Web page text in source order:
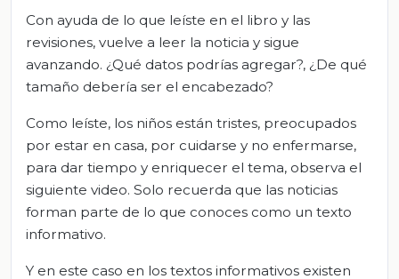
Con ayuda de lo que leíste en el libro y las
revisiones, vuelve a leer la noticia y sigue
avanzando. ¿Qué datos podrías agregar?, ¿De qué
tamaño debería ser el encabezado?
Como leíste, los niños están tristes, preocupados
por estar en casa, por cuidarse y no enfermarse,
para dar tiempo y enriquecer el tema, observa el
siguiente video. Solo recuerda que las noticias
forman parte de lo que conoces como un texto
informativo.
Y en este caso en los textos informativos existen